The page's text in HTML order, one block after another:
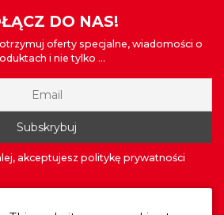
DO NAS!
oferty specjalne, wiadomości o
i nie tylko ...
akceptujesz politykę prywatności